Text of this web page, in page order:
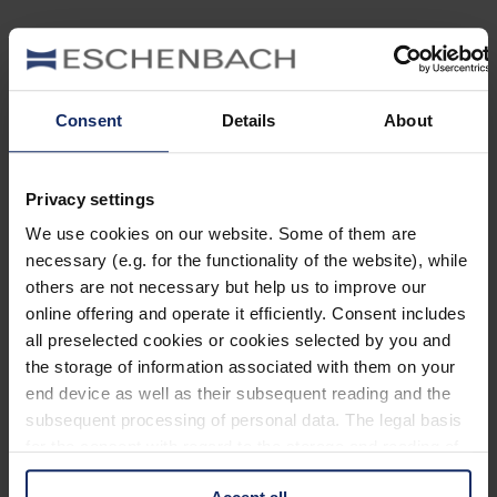
Consent Details About
Privacy settings
We use cookies on our website. Some of them are
necessary (e.g. for the functionality of the website), while
others are not necessary but help us to improve our
online offering and operate it efficiently. Consent includes
all preselected cookies or cookies selected by you and
the storage of information associated with them on your
end device as well as their subsequent reading and the
subsequent processing of personal data. The legal basis
information is Art. 25 para. 1 TDDDG and with regard to
ICÓNICO.
Inspirada en los valores de marca de Superdry – Future,
Craft y Culture – la colección AW25 combina diseño
modelos de temporada hasta estilos icónicos,
reinterpretamos piezas de herencia con una mirada
contemporánea fiel al ADN de la marca.
Detalles en neón sobre monturas negras, colores en
capas, grabados en las varillas y biselados marcan la
diferencia en cada pieza.
UNA FUSIÓN ENTRE PASADO,
PRESENTE Y FUTURO.
SUPERDRY EYEWEAR fusiona diseño atrevido y
artesanía de alta calidad, creando piezas únicas para